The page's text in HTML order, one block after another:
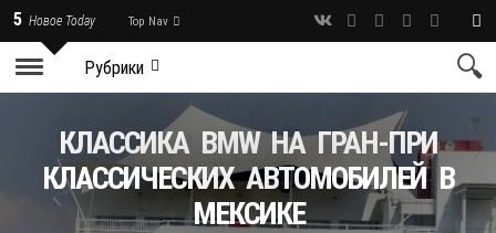
5 Новое Today Top Nav
Рубрики
КЛАССИКА BMW НА ГРАН-ПРИ
КЛАССИЧЕСКИХ АВТОМОБИЛЕЙ В
МЕКСИКЕ